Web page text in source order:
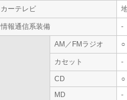
カーテレビ
情報通信系装備 -
AM／FMラジオ ○
カセット -
CD
○
MD
-